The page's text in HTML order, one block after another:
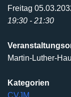
Freitag
19:30 - 21:30
Martin-Luther-
Kategorien